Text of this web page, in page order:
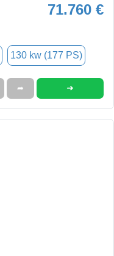
71.760 €
130 kw (177 PS)
➦ ➜